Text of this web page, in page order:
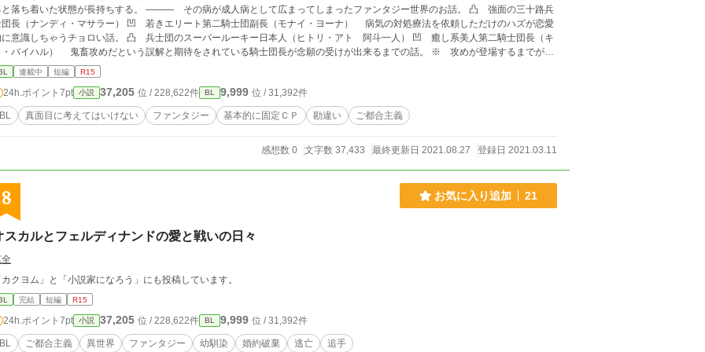
落ち着いた状態が長持ちする。 ――― その病が成人病として広まってしまったファンタジー世界のお話。 凸 強面の三十路兵
団長（ナンディ・マサラー） 凹 若きエリート第二騎士団副長（モナイ・ヨーナ） 病気の対処療法を依頼しただけのハズが恋愛
ちゃうチョロい話。 凸 兵士団のスーパールーキー日本人（ヒトリ・アト 阿斗一人） 凹 癒し系美人第二騎士団長（キ
・バイハル） 鬼畜攻めだという誤解と期待をされている騎士団長が念願の受けが出来るまでの話。 ※ 攻めが登場するまでが長
で、開き直って別章にしました。 ※ その内に他カップルの話も掲載する予定。 ※ お尻がブルブル震えるのをどーにかし
うって話 ※ 思い付いた勢いで書いちゃったので通常以上に誤字脱字にご容赦ください ※ 付けるべきタグがあれば（地雷避けの
も）お知らせください
連載中 短編 R15
24h.ポイント 7pt 小説 37,205 位 / 228,622件 BL 9,999 位 / 31,392件
BL 真面目に考えてはいけない ファンタジー 基本的に固定ＣＰ 勘違い ご都合主義
感想数 0 文字数 37,433 最終更新日 2021.08.27 登録日 2021.03.11
8 お気に入り追加 21
スカルとフェルディナンドの愛と戦いの日々
カクヨム」と「小説家になろう」にも投稿しています。
完結 短編 R15
24h.ポイント 7pt 小説 37,205 位 / 228,622件 BL 9,999 位 / 31,392件
BL ご都合主義 異世界 ファンタジー 幼馴染 婚約破棄 逃亡 追手